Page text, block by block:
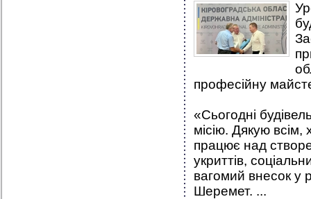
професійну
«Сьогодні
місію. Дякую
працює над
укриттів,
вагомий внесок у
Шеремет. ...